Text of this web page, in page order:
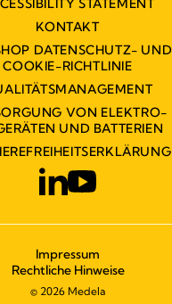
STATEMENT
KONTAKT
DATENSCHUTZ- UND
COOKIE-RICHTLINIE
VON ELEKTRO-
UND BATTERIEN
Impressum
Rechtliche Hinweise
© 2026 Medela